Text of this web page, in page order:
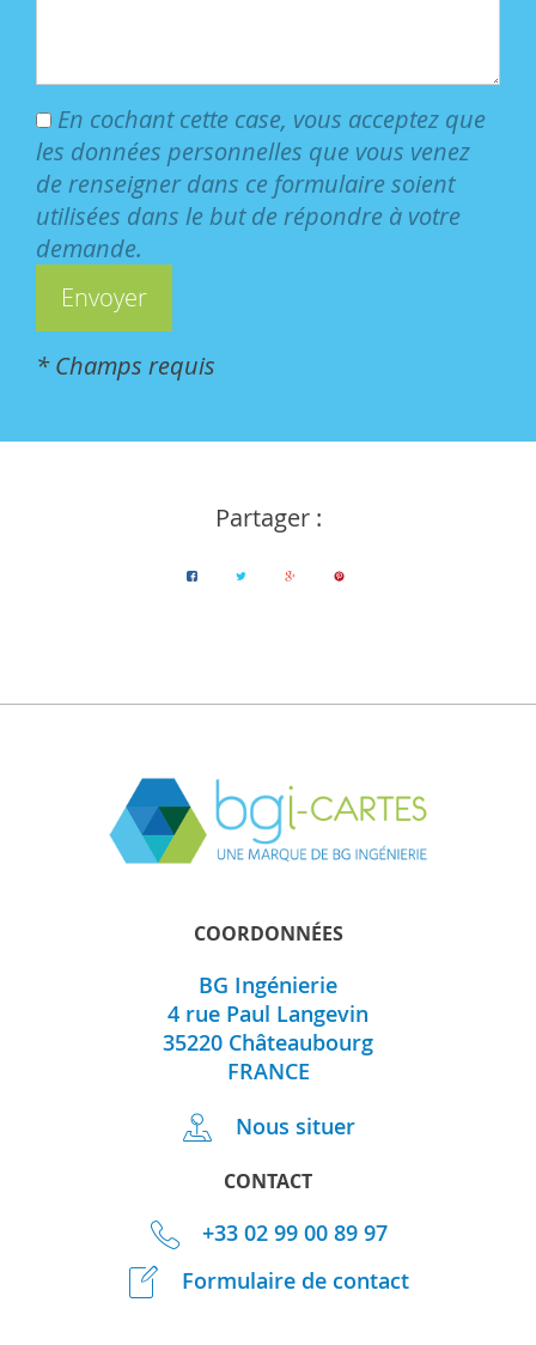
En cochant cette case, vous acceptez que
les données personnelles que vous venez
de renseigner dans ce formulaire soient
utilisées dans le but de répondre à votre
demande.
* Champs requis
Partager :
COORDONNÉES
BG Ingénierie
4 rue Paul Langevin
35220 Châteaubourg
FRANCE
Nous situer
CONTACT
+33 02 99 00 89 97
Formulaire de contact